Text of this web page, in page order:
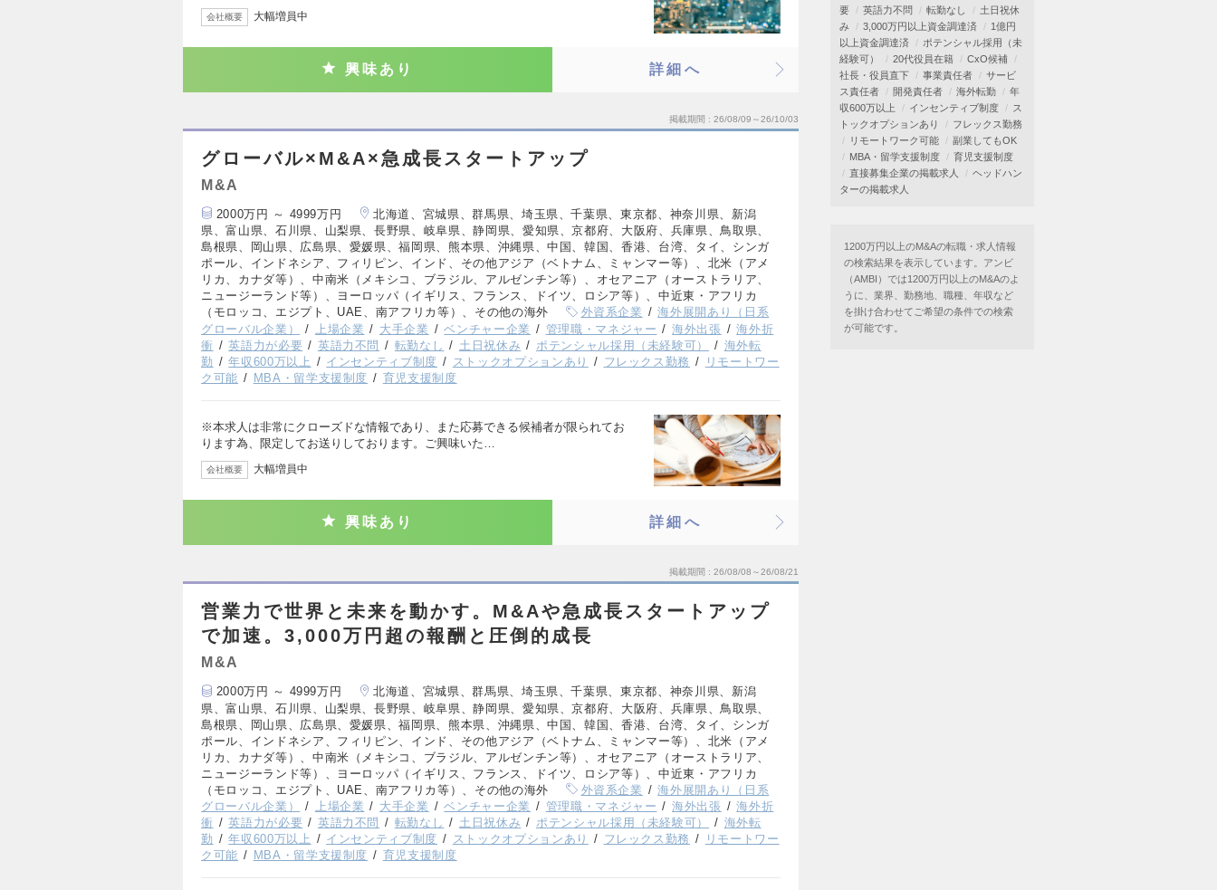
会社概要 大幅増員中
興味あり 詳細へ
掲載期間 26/08/09～26/10/03
グローバル×M&A×急成長スタートアップ
M&A
2000万円 ～ 4999万円
北海道、宮城県、群馬県、埼玉県、千葉県、東京都、神奈川県、新潟
県、富山県、石川県、山梨県、長野県、岐阜県、静岡県、愛知県、京都府、大阪府、兵庫県、鳥取県、
島根県、岡山県、広島県、愛媛県、福岡県、熊本県、沖縄県、中国、韓国、香港、台湾、タイ、シンガ
ポール、インドネシア、フィリピン、インド、その他アジア（ベトナム、ミャンマー等）、北米（アメ
リカ、カナダ等）、中南米（メキシコ、ブラジル、アルゼンチン等）、オセアニア（オーストラリア、
ニュージーランド等）、ヨーロッパ（イギリス、フランス、ドイツ、ロシア等）、中近東・アフリカ
（モロッコ、エジプト、UAE、南アフリカ等）、その他の海外
外資系企業
海外展開あり（日系
グローバル企業）
上場企業 大手企業 ベンチャー企業 管理職・マネジャー 海外出張
海外折
衝
英語力が必要 英語力不問 転勤なし 土日祝休み ポテンシャル採用（未経験可）
海外転
勤
年収600万以上 インセンティブ制度 ストックオプションあり フレックス勤務
リモートワー
ク可能
MBA・留学支援制度 育児支援制度
※本求人は非常にクローズドな情報であり、また応募できる候補者が限られてお
ります為、限定してお送りしております。ご興味いた…
会社概要 大幅増員中
興味あり 詳細へ
掲載期間 26/08/08～26/08/21
営業力で世界と未来を動かす。M&Aや急成長スタートアップ
で加速。3,000万円超の報酬と圧倒的成長
M&A
2000万円 ～ 4999万円
北海道、宮城県、群馬県、埼玉県、千葉県、東京都、神奈川県、新潟
県、富山県、石川県、山梨県、長野県、岐阜県、静岡県、愛知県、京都府、大阪府、兵庫県、鳥取県、
島根県、岡山県、広島県、愛媛県、福岡県、熊本県、沖縄県、中国、韓国、香港、台湾、タイ、シンガ
ポール、インドネシア、フィリピン、インド、その他アジア（ベトナム、ミャンマー等）、北米（アメ
リカ、カナダ等）、中南米（メキシコ、ブラジル、アルゼンチン等）、オセアニア（オーストラリア、
ニュージーランド等）、ヨーロッパ（イギリス、フランス、ドイツ、ロシア等）、中近東・アフリカ
（モロッコ、エジプト、UAE、南アフリカ等）、その他の海外
外資系企業
海外展開あり（日系
グローバル企業）
上場企業 大手企業 ベンチャー企業 管理職・マネジャー 海外出張
海外折
衝
英語力が必要 英語力不問 転勤なし 土日祝休み ポテンシャル採用（未経験可）
海外転
勤
年収600万以上 インセンティブ制度 ストックオプションあり フレックス勤務
リモートワー
ク可能
MBA・留学支援制度 育児支援制度
要
英語力不問 転勤なし
土日祝休
み
3,000万円以上資金調達済
1億円
以上資金調達済
ポテンシャル採用（未
経験可）
20代役員在籍
CxO候補
社長・役員直下
事業責任者
サービ
ス責任者
開発責任者 海外転勤
年
収600万以上
インセンティブ制度
ス
トックオプションあり
フレックス勤務
リモートワーク可能
副業してもOK
MBA・留学支援制度
育児支援制度
直接募集企業の掲載求人
ヘッドハン
ターの掲載求人
1200万円以上のM&Aの転職・求人情報
の検索結果を表示しています。アンビ
（AMBI）では1200万円以上のM&Aのよ
うに、業界、勤務地、職種、年収など
を掛け合わせてご希望の条件での検索
が可能です。